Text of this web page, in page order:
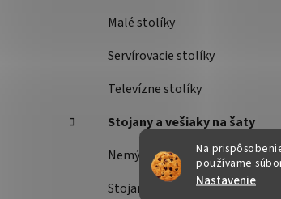
Na
používame
Nastavenie
Malé stolíky
Servírovacie stolíky
Televízne stolíky
Stojany a vešiaky na šaty
Nemý sluha
Stojany na šaty